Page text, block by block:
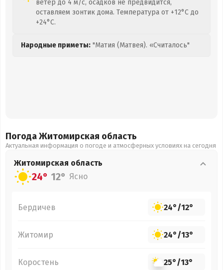
ветер до 4 м/с, осадков не предвидится,
оставляем зонтик дома. Температура от +12°C до
+24°C.
Народные приметы: "Матия (Матвея). «Считалось"
Погода Житомирская область
Актуальная информация о погоде и атмосферных условиях на сегодня
Житомирская область
24° 12° Ясно
Бердичев 24°/12°
Житомир 24°/13°
Коростень 25°/13°